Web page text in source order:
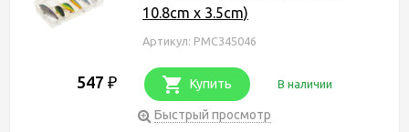
10.8cm x 3.5cm)
Артикул: PMC345046
547 ₽ Купить В наличии
Быстрый просмотр